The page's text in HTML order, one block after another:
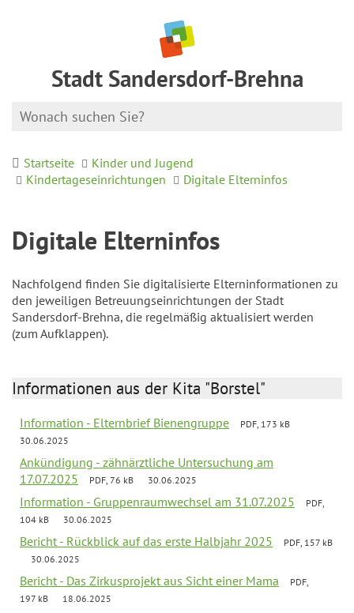
Stadt Sandersdorf-Brehna
Startseite
Kinder und Jugend
Kindertageseinrichtungen
Digitale Elterninfos
Digitale Elterninfos
Nachfolgend finden Sie digitalisierte Elterninformationen zu
den jeweiligen Betreuungseinrichtungen der Stadt
Sandersdorf-Brehna, die regelmäßig aktualisiert werden
(zum Aufklappen).
Informationen aus der Kita "Borstel"
Information - Elternbrief Bienengruppe
PDF, 173 kB
30.06.2025
Ankündigung - zähnärztliche Untersuchung am
17.07.2025
PDF, 76 kB 30.06.2025
Information - Gruppenraumwechsel am 31.07.2025
PDF,
104 kB
30.06.2025
Bericht - Rückblick auf das erste Halbjahr 2025
PDF, 157 kB
30.06.2025
Bericht - Das Zirkusprojekt aus Sicht einer Mama
PDF,
197 kB
18.06.2025